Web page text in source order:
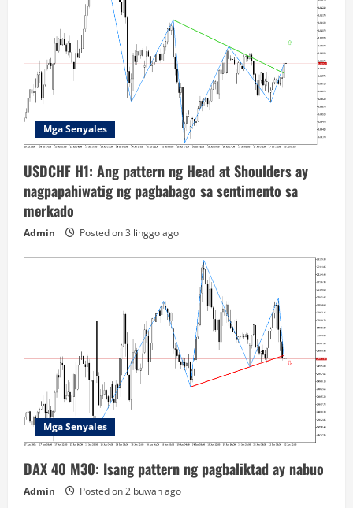
Mga Senyales
USDCHF H1: Ang pattern ng Head at Shoulders ay
nagpapahiwatig ng pagbabago sa sentimento sa
merkado
Admin Posted on 3 linggo ago
Mga Senyales
DAX 40 M30: Isang pattern ng pagbaliktad ay nabuo
Admin Posted on 2 buwan ago